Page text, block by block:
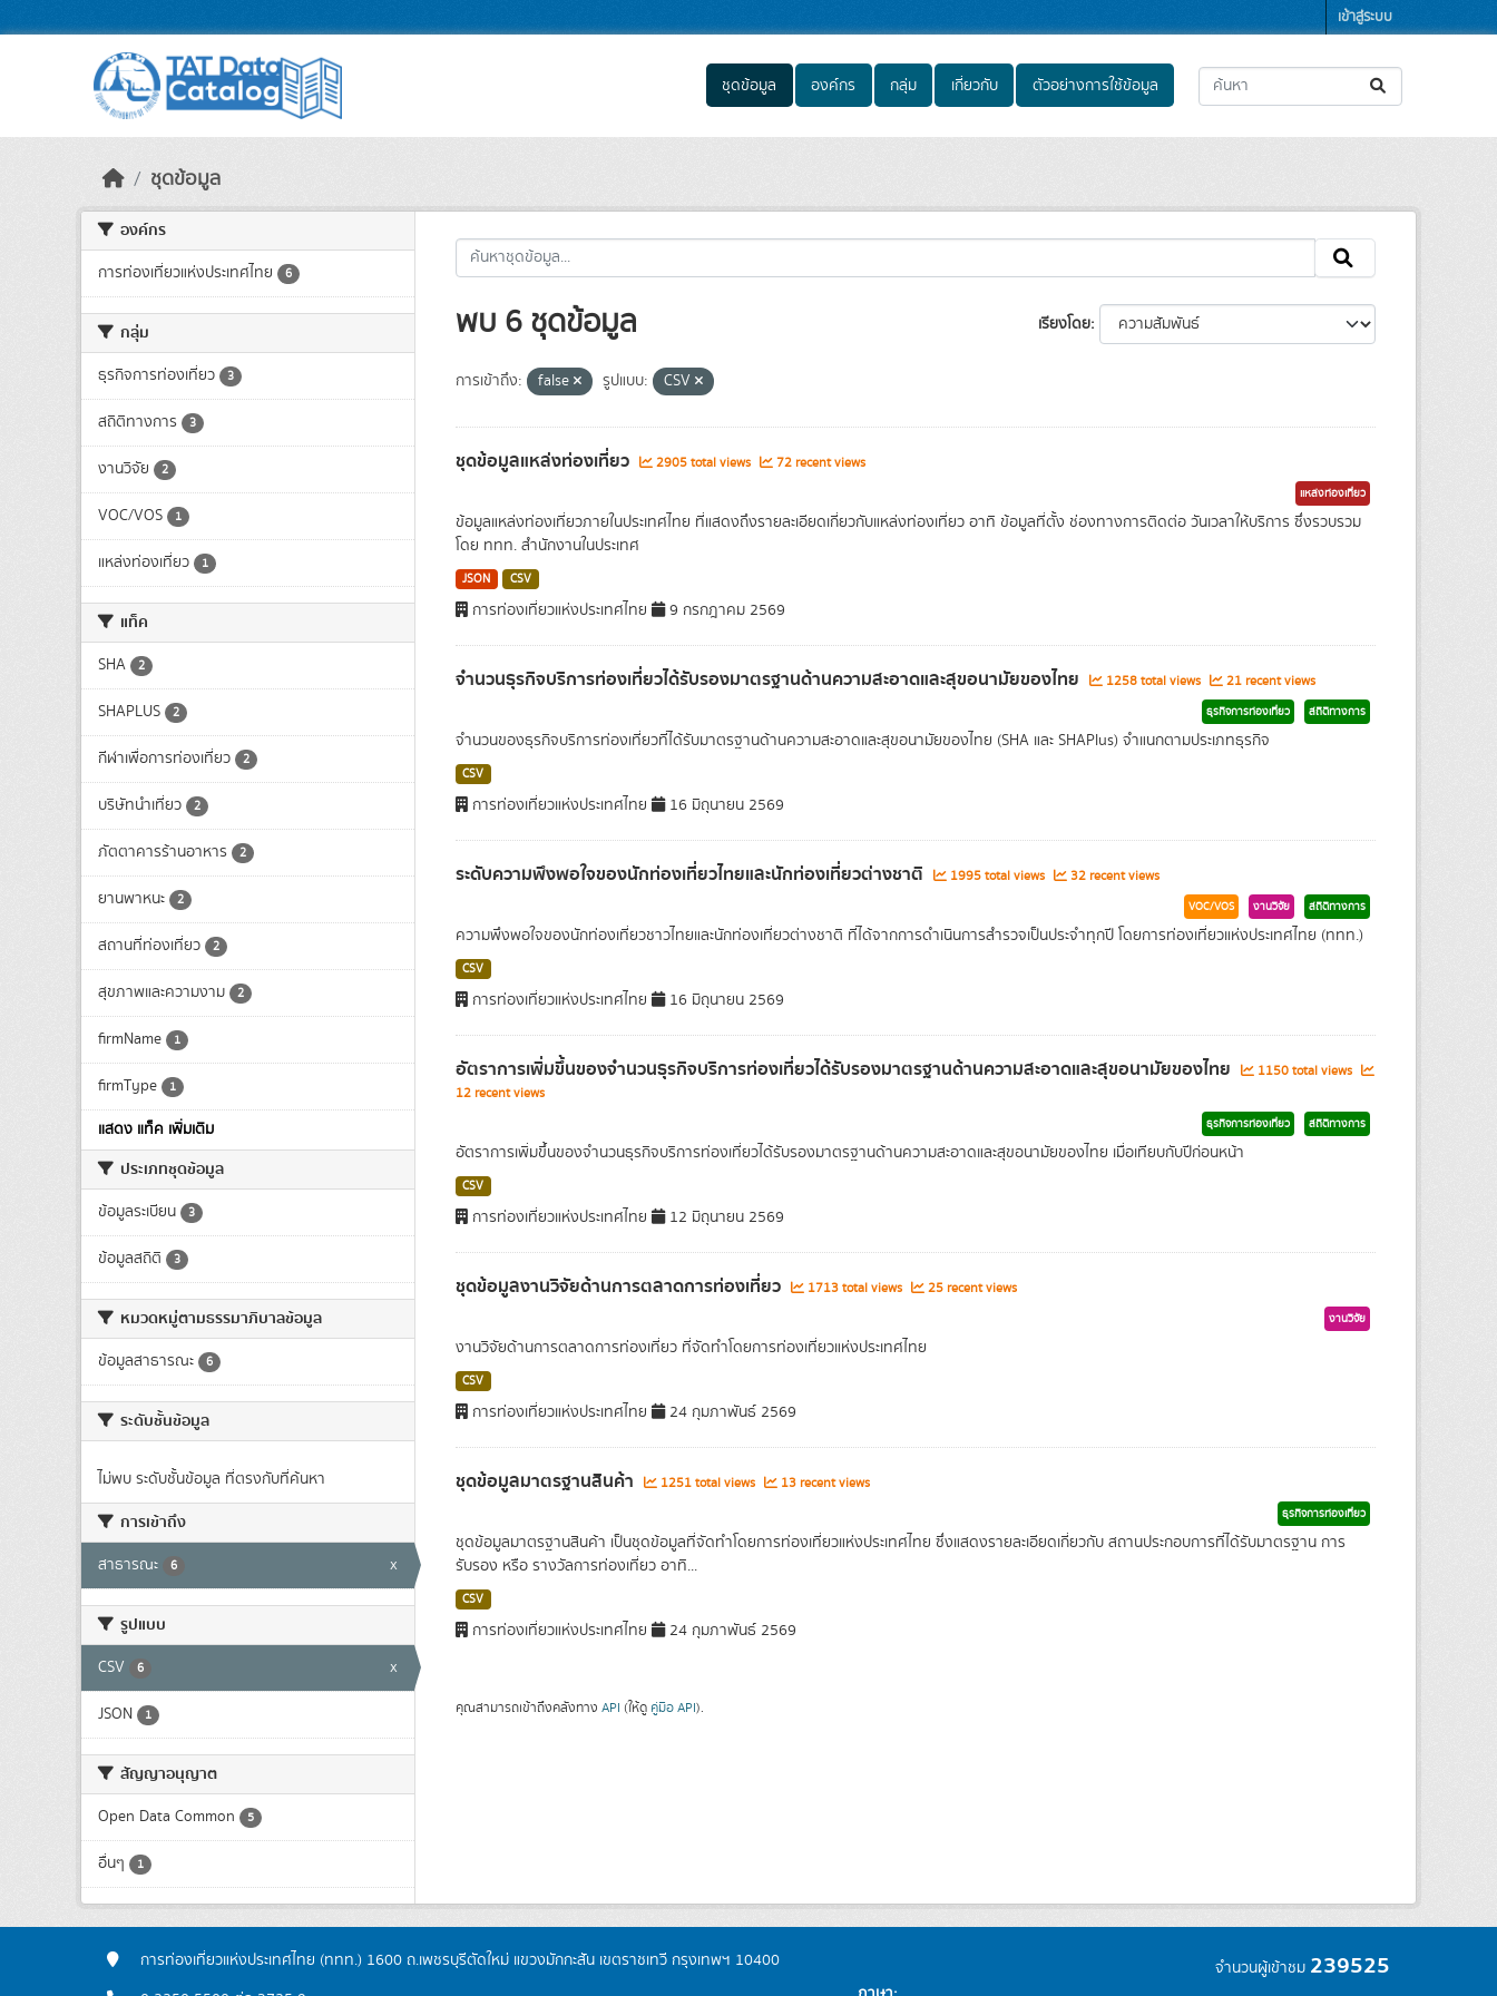
เข้าสู่ระบบ
ชุดข้อมูล องค์กร กลุ่ม เกี่ยวกับ ตัวอย่างการใช้ข้อมูล
ชุดข้อมูล
องค์กร
การท่องเที่ยวแห่งประเทศไทย 6
กลุ่ม
ธุรกิจการท่องเที่ยว 3
สถิติทางการ 3
งานวิจัย 2
VOC/VOS 1
แหล่งท่องเที่ยว 1
แท็ค
SHA 2
SHAPLUS 2
กีฬาเพื่อการท่องเที่ยว 2
บริษัทนำเที่ยว 2
ภัตตาคารร้านอาหาร 2
ยานพาหนะ 2
สถานที่ท่องเที่ยว 2
สุขภาพและความงาม 2
firmName 1
firmType 1
แสดง แท็ค เพิ่มเติม
ประเภทชุดข้อมูล
ข้อมูลระเบียน 3
ข้อมูลสถิติ 3
หมวดหมู่ตามธรรมาภิบาลข้อมูล
ข้อมูลสาธารณะ 6
ระดับชั้นข้อมูล
ไม่พบ ระดับชั้นข้อมูล ที่ตรงกับที่ค้นหา
การเข้าถึง
สาธารณะ 6 x
รูปแบบ
CSV 6 x
JSON 1
สัญญาอนุญาต
Open Data Common 5
อื่นๆ 1
เรียงโดย
พบ 6 ชุดข้อมูล
การเข้าถึง: false รูปแบบ: CSV
ชุดข้อมูลแหล่งท่องเที่ยว 2905 total views 72 recent views
แหล่งท่องเที่ยว
ข้อมูลแหล่งท่องเที่ยวภายในประเทศไทย ที่แสดงถึงรายละเอียดเกี่ยวกับแหล่งท่องเที่ยว อาทิ ข้อมูลที่ตั้ง ช่องทางการติดต่อ วันเวลาให้บริการ ซึ่งรวบรวม
โดย ททท. สำนักงานในประเทศ
JSON CSV
การท่องเที่ยวแห่งประเทศไทย 9 กรกฎาคม 2569
จำนวนธุรกิจบริการท่องเที่ยวได้รับรองมาตรฐานด้านความสะอาดและสุขอนามัยของไทย 1258 total views 21 recent views
ธุรกิจการท่องเที่ยว สถิติทางการ
จำนวนของธุรกิจบริการท่องเที่ยวที่ได้รับมาตรฐานด้านความสะอาดและสุขอนามัยของไทย (SHA และ SHAPlus) จำแนกตามประเภทธุรกิจ
CSV
การท่องเที่ยวแห่งประเทศไทย 16 มิถุนายน 2569
ระดับความพึงพอใจของนักท่องเที่ยวไทยและนักท่องเที่ยวต่างชาติ 1995 total views 32 recent views
VOC/VOS งานวิจัย สถิติทางการ
ความพึงพอใจของนักท่องเที่ยวชาวไทยและนักท่องเที่ยวต่างชาติ ที่ได้จากการดำเนินการสำรวจเป็นประจำทุกปี โดยการท่องเที่ยวแห่งประเทศไทย (ททท.)
CSV
การท่องเที่ยวแห่งประเทศไทย 16 มิถุนายน 2569
อัตราการเพิ่มขึ้นของจำนวนธุรกิจบริการท่องเที่ยวได้รับรองมาตรฐานด้านความสะอาดและสุขอนามัยของไทย
1150 total views
12 recent views
ธุรกิจการท่องเที่ยว สถิติทางการ
อัตราการเพิ่มขึ้นของจำนวนธุรกิจบริการท่องเที่ยวได้รับรองมาตรฐานด้านความสะอาดและสุขอนามัยของไทย เมื่อเทียบกับปีก่อนหน้า
CSV
การท่องเที่ยวแห่งประเทศไทย 12 มิถุนายน 2569
ชุดข้อมูลงานวิจัยด้านการตลาดการท่องเที่ยว 1713 total views 25 recent views
งานวิจัย
งานวิจัยด้านการตลาดการท่องเที่ยว ที่จัดทำโดยการท่องเที่ยวแห่งประเทศไทย
CSV
การท่องเที่ยวแห่งประเทศไทย 24 กุมภาพันธ์ 2569
ชุดข้อมูลมาตรฐานสินค้า 1251 total views 13 recent views
ธุรกิจการท่องเที่ยว
ชุดข้อมูลมาตรฐานสินค้า เป็นชุดข้อมูลที่จัดทำโดยการท่องเที่ยวแห่งประเทศไทย ซึ่งแสดงรายละเอียดเกี่ยวกับ สถานประกอบการที่ได้รับมาตรฐาน การ
รับรอง หรือ รางวัลการท่องเที่ยว อาทิ...
CSV
การท่องเที่ยวแห่งประเทศไทย 24 กุมภาพันธ์ 2569
คุณสามารถเข้าถึงคลังทาง API (ให้ดู คู่มือ API).
การท่องเที่ยวแห่งประเทศไทย (ททท.) 1600 ถ.เพชรบุรีตัดใหม่ แขวงมักกะสัน เขตราชเทวี กรุงเทพฯ 10400
จำนวนผู้เข้าชม 239525